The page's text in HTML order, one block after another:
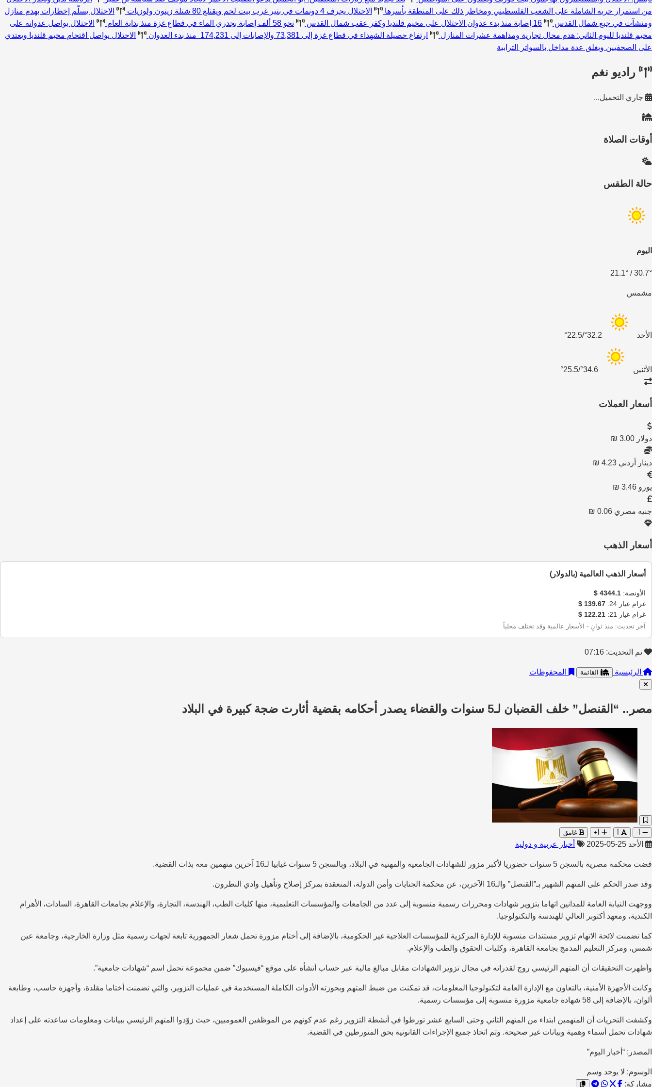
من استمرار حربه الشاملة على الشعب الفلسطيني ومخاطر ذلك على المنطقة بأسرها
الاحتلال يجرف 4 دونمات في بتير غرب بيت لحم ويقتلع 80 شتلة زيتون ولوزيات
الاحتلال يسلّم إخطارات بهدم منازل
ومنشآت في جبع شمال القدس
16 إصابة منذ بدء عدوان الاحتلال على مخيم قلنديا وكفر عقب شمال القدس نحو 58 ألف إصابة بجدري الماء في قطاع غزة منذ بداية العام
الاحتلال يواصل عدوانه على
مخيم قلنديا لليوم الثاني: هدم محال تجارية ومداهمة عشرات المنازل
ارتفاع حصيلة الشهداء في قطاع غزة إلى 73,381 والإصابات إلى 174,231 منذ بدء العدوان
الاحتلال يواصل اقتحام مخيم قلنديا ويعتدي
على الصحفيين ويغلق عدة مداخل بالسواتر الترابية
راديو نغم
جاري التحميل...
أوقات الصلاة
حالة الطقس
اليوم
30.7°
/
21.1°
مشمس
الأحد 32.2°/22.5°
الأثنين 34.6°/25.5°
أسعار العملات
دولار 3.00 ₪
دينار أردني 4.23 ₪
يورو 3.46 ₪
جنيه مصري 0.06 ₪
أسعار الذهب
أسعار الذهب العالمية (بالدولار)
الأونصة: 4344.1 $
غرام عيار 24:
139.67 $
غرام عيار 21:
122.21 $
آخر تحديث: منذ ثوانٍ - الأسعار عالمية وقد تختلف محلياً
تم التحديث: 07:16
الرئيسية القائمة المحفوظات
مصر.. “القنصل” خلف القضبان لـ5 سنوات والقضاء يصدر أحكامه بقضية أثارت ضجة كبيرة في البلاد
أ- أ أ+ غامق
الأحد 25-05-2025 أخبار عربية و دولية
قضت محكمة مصرية بالسجن 5 سنوات حضوريا لأكبر مزور للشهادات الجامعية والمهنية في البلاد، وبالسجن 5 سنوات غيابيا لـ16 آخرين متهمين معه بذات القضية.
وقد صدر الحكم على المتهم الشهير بـ”القنصل” والـ16 الآخرين، عن محكمة الجنايات وأمن الدولة، المنعقدة بمركز إصلاح وتأهيل وادي النطرون.
ووجهت النيابة العامة للمدانين اتهاما بتزوير شهادات ومحررات رسمية منسوبة إلى عدد من الجامعات والمؤسسات التعليمية، منها كليات الطب، الهندسة، التجارة، والإعلام بجامعات القاهرة، السادات، الأهرام
الكندية، ومعهد أكتوبر العالي للهندسة والتكنولوجيا.
كما تضمنت لائحة الاتهام تزوير مستندات منسوبة للإدارة المركزية للمؤسسات العلاجية غير الحكومية، بالإضافة إلى أختام مزورة تحمل شعار الجمهورية تابعة لجهات رسمية مثل وزارة الخارجية، وجامعة عين
شمس، ومركز التعليم المدمج بجامعة القاهرة، وكليات الحقوق والطب والإعلام.
وأظهرت التحقيقات أن المتهم الرئيسي روج لقدراته في مجال تزوير الشهادات مقابل مبالغ مالية عبر حساب أنشأه على موقع “فيسبوك” ضمن مجموعة تحمل اسم “شهادات جامعية”.
وكانت الأجهزة الأمنية، بالتعاون مع الإدارة العامة لتكنولوجيا المعلومات، قد تمكنت من ضبط المتهم وبحوزته الأدوات الكاملة المستخدمة في عمليات التزوير، والتي تضمنت أختاما مقلدة، وأجهزة حاسب، وطابعة
ألوان، بالإضافة إلى 58 شهادة جامعية مزورة منسوبة إلى مؤسسات رسمية.
وكشفت التحريات أن المتهمين ابتداء من المتهم الثاني وحتى السابع عشر تورطوا في أنشطة التزوير رغم عدم كونهم من الموظفين العموميين، حيث زوّدوا المتهم الرئيسي ببيانات ومعلومات ساعدته على إعداد
شهادات تحمل أسماء وهمية وبيانات غير صحيحة. وتم اتخاذ جميع الإجراءات القانونية بحق المتورطين في القضية.
المصدر: “أخبار اليوم”
الوسوم: لا يوجد وسم
مشاركة: